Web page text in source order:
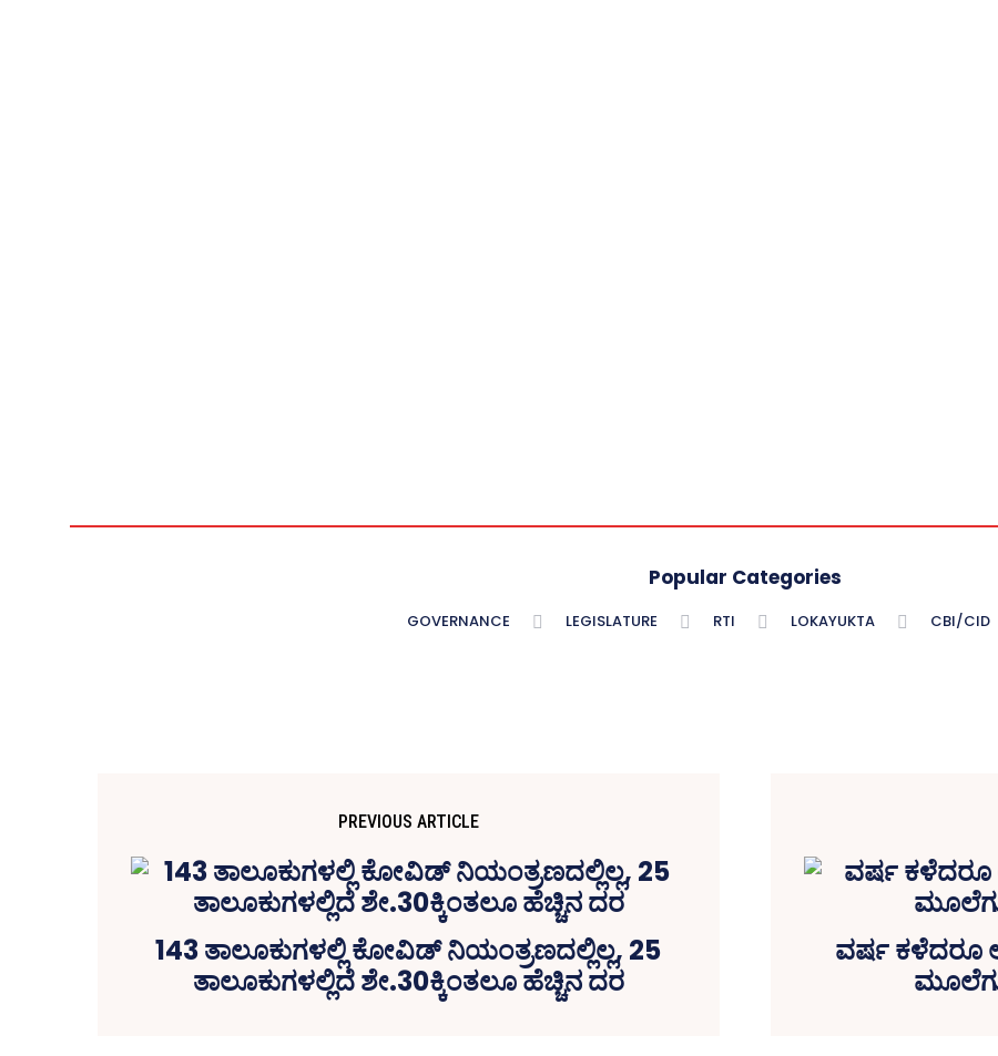
Popular Categories
GOVERNANCE LEGISLATURE RTI LOKAYUKTA CBI/CID
PREVIOUS ARTICLE
143 ತಾಲೂಕುಗಳಲ್ಲಿ ಕೋವಿಡ್‌ ನಿಯಂತ್ರಣದಲ್ಲಿಲ್ಲ, 25
ತಾಲೂಕುಗಳಲ್ಲಿದೆ ಶೇ.30ಕ್ಕಿಂತಲೂ ಹೆಚ್ಚಿನ ದರ
ವರ್ಷ ಕಳೆದರೂ